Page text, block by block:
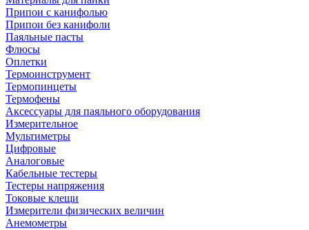
Припои с канифолью
Припои без канифоли
Паяльные пасты
Флюсы
Оплетки
Термоинструмент
Термопинцеты
Термофены
Аксессуары для паяльного оборудования
Измерительное
Мультиметры
Цифровые
Аналоговые
Кабельные тестеры
Тестеры напряжения
Токовые клещи
Измерители физических величин
Анемометры